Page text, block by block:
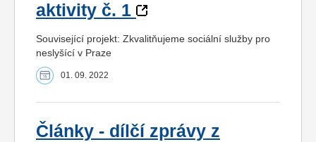
aktivity č. 1
Související projekt: Zkvalitňujeme sociální služby pro
neslyšící v Praze
01. 09. 2022
Články - dílčí zprávy z